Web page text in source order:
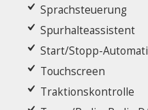
Sprachsteuerung
Spurhalteassistent
Start/Stopp-
Touchscreen
Traktionskontrolle